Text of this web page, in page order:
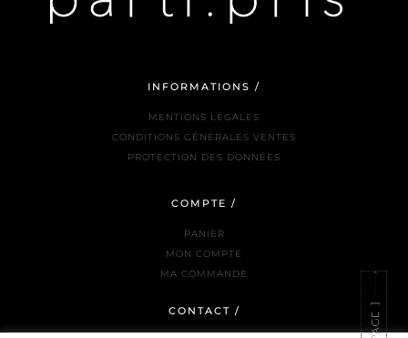
INFORMATIONS /
MENTIONS LÉGALES
CONDITIONS GÉNÉRALES VENTES
PROTECTION DES DONNÉES
COMPTE /
PANIER
MON COMPTE
MA COMMANDE
CONTACT /